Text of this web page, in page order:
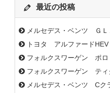
最近の投稿
メルセデス・ベンツ Ｇ
トヨタ アルファード
フォルクスワーゲン ポ
フォルクスワーゲン テ
メルセデス・ベンツ C